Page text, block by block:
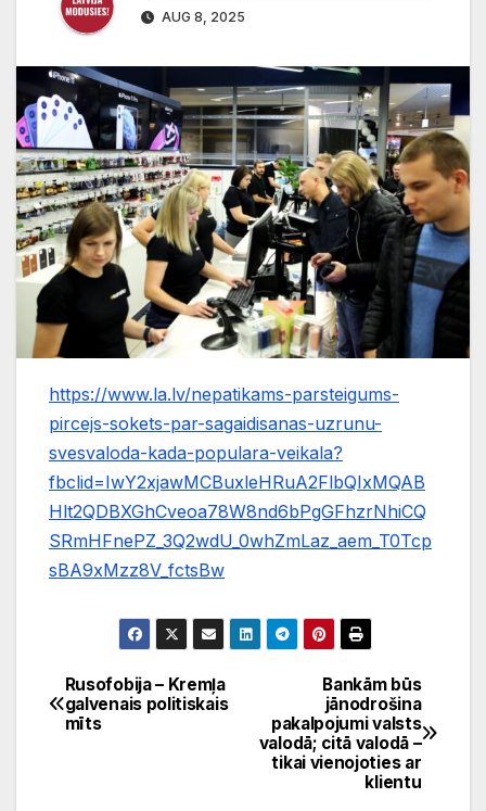
AUG 8, 2025
https://www.la.lv/nepatikams-parsteigums-
pircejs-sokets-par-sagaidisanas-uzrunu-
svesvaloda-kada-populara-veikala?
fbclid=IwY2xjawMCBuxleHRuA2FlbQIxMQAB
Hlt2QDBXGhCveoa78W8nd6bPgGFhzrNhiCQ
SRmHFnePZ_3Q2wdU_0whZmLaz_aem_T0Tcp
sBA9xMzz8V_fctsBw
Ziņu
izvēlne
Bankām būs
jānodrošina
pakalpojumi valsts
valodā; citā valodā –
tikai vienojoties ar
klientu
Rusofobija – Kremļa
galvenais politiskais
mīts